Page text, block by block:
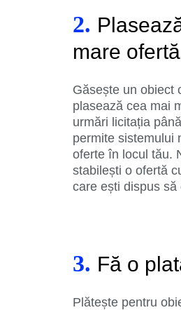
2.
mare ofertă
Găsește un obiect
plasează cea mai
urmări licitația
permite sistemului
oferte în locul tău.
stabilești o ofertă
care ești dispus să
3. Fă o
Plătește pentru